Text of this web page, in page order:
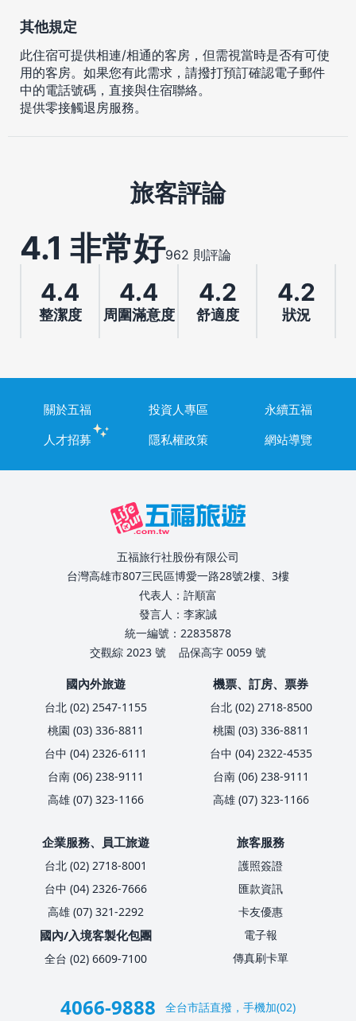
其他規定
此住宿可提供相連/相通的客房，但需視當時是否有可使
用的客房。如果您有此需求，請撥打預訂確認電子郵件
中的電話號碼，直接與住宿聯絡。
提供零接觸退房服務。
旅客評論
4.1 非常好962 則評論
4.4
整潔度
4.4
周圍滿意度
4.2
舒適度
4.2
狀況
關於五福 投資人專區
永續五福
人才招募
隱私權政策 網站導覽
五福旅行社股份有限公司
台灣高雄市807三民區博愛一路28號2樓、3樓
代表人：許順富
發言人：李家誠
統一編號：22835878
交觀綜 2023 號
品保高字 0059 號
國內外旅遊
台北 (02) 2547-1155
桃園 (03) 336-8811
台中 (04) 2326-6111
台南 (06) 238-9111
高雄 (07) 323-1166
機票、訂房、票券
台北 (02) 2718-8500
桃園 (03) 336-8811
台中 (04) 2322-4535
台南 (06) 238-9111
高雄 (07) 323-1166
企業服務、員工旅遊
台北 (02) 2718-8001
台中 (04) 2326-7666
高雄 (07) 321-2292
國內/入境客製化包團
全台 (02) 6609-7100
旅客服務
護照簽證
匯款資訊
卡友優惠
電子報
傳真刷卡單
4066-9888 全台市話直撥，手機加(02)